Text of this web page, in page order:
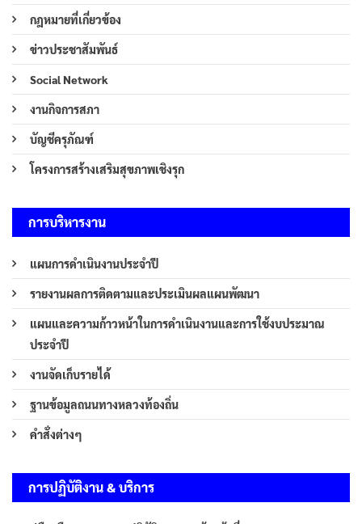
กฎหมายที่เกี่ยวข้อง
ข่าวประชาสัมพันธ์
Social Network
งานกิจการสภา
บัญชีครุภัณฑ์
โครงการสร้างเสริมสุขภาพเชิงรุก
การบริหารงาน
แผนการดำเนินงานประจำปี
รายงานผลการติดตามและประเมินผลแผนพัฒนา
แผนและความก้าวหน้าในการดำเนินงานและการใช้งบประมาณ
ประจำปี
งานจัดเก็บรายได้
ฐานข้อมูลถนนทางหลวงท้องถิ่น
คำสั่งต่างๆ
การปฏิบัติงาน & บริการ